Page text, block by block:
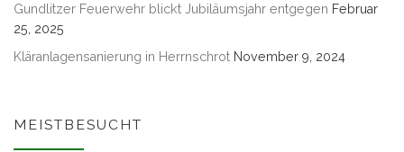
Gundlitzer Feuerwehr blickt Jubiläumsjahr entgegen Februar
25, 2025
Kläranlagensanierung in Herrnschrot November 9, 2024
MEISTBESUCHT